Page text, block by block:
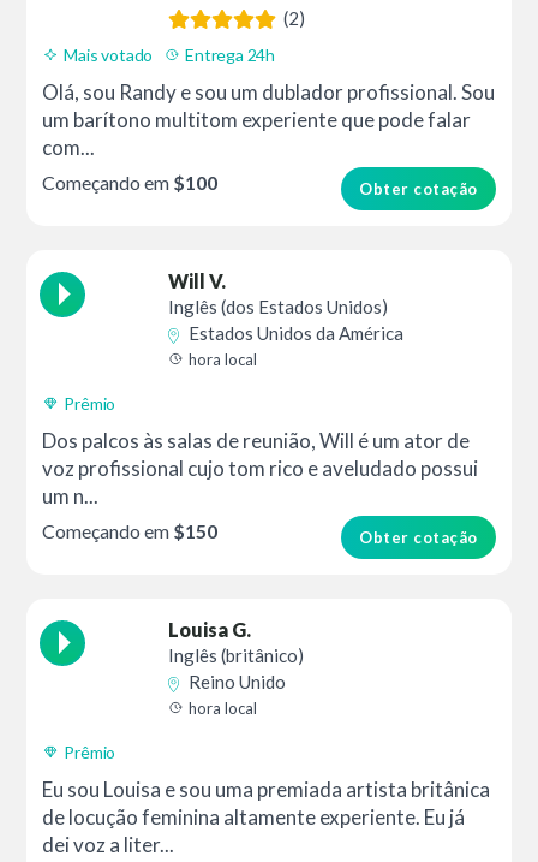
(2)
Mais votado Entrega 24h
Olá, sou Randy e sou um dublador profissional. Sou
um barítono multitom experiente que pode falar
com...
Obter cotação
Começando em $100
Will V.
Inglês (dos Estados Unidos)
Estados Unidos da América
hora local
Prêmio
Dos palcos às salas de reunião, Will é um ator de
voz profissional cujo tom rico e aveludado possui
um n...
Obter cotação
Começando em $150
Louisa G.
Inglês (britânico)
Reino Unido
hora local
Prêmio
Eu sou Louisa e sou uma premiada artista britânica
de locução feminina altamente experiente. Eu já
dei voz a liter...